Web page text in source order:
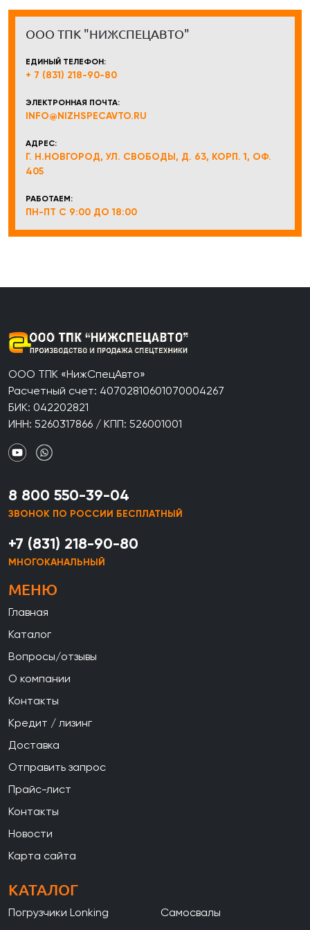
ООО ТПК "НИЖСПЕЦАВТО"
ЕДИНЫЙ ТЕЛЕФОН:
+ 7 (831) 218-90-80
ЭЛЕКТРОННАЯ ПОЧТА:
INFO@NIZHSPECAVTO.RU
АДРЕС:
Г. Н.НОВГОРОД, УЛ. СВОБОДЫ, Д. 63, КОРП. 1, ОФ.
405
РАБОТАЕМ:
ПН-ПТ С 9:00 ДО 18:00
ООО ТПК «НижСпецАвто»
Расчетный счет: 40702810601070004267
БИК: 042202821
ИНН: 5260317866 / КПП: 526001001
8 800 550-39-04
ЗВОНОК ПО РОССИИ БЕСПЛАТНЫЙ
+7 (831) 218-90-80
МНОГОКАНАЛЬНЫЙ
МЕНЮ
Главная
Каталог
Вопросы/отзывы
О компании
Контакты
Кредит / лизинг
Доставка
Отправить запрос
Прайс-лист
Контакты
Новости
Карта сайта
КАТАЛОГ
Погрузчики Lonking
Самосвалы